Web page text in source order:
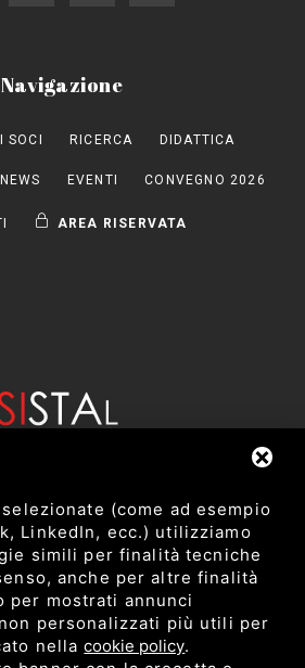
Navigazione
I SOCI RICERCA DIDATTICA
NEWS EVENTI CONVEGNO 2026
AREA RISERVATA
e Tecnologie Agro Alimentari e
Ambientali
degli Studi di Teramo
(come ad esempio
LinkedIn, ecc.) utilizziamo
simili per finalità tecniche
anche per altre finalità
per mostrati annunci
personalizzati più utili per
nellacookie policy.